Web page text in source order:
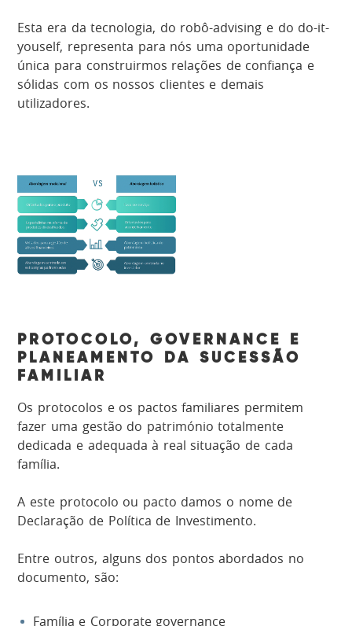
Esta era da tecnologia, do robô-advising e do do-it-
youself, representa para nós uma oportunidade
única para construirmos relações de confiança e
sólidas com os nossos clientes e demais
utilizadores.
PROTOCOLO, GOVERNANCE E
PLANEAMENTO DA SUCESSÃO
FAMILIAR
Os protocolos e os pactos familiares permitem
fazer uma gestão do património totalmente
dedicada e adequada à real situação de cada
família.
A este protocolo ou pacto damos o nome de
Declaração de Política de Investimento.
Entre outros, alguns dos pontos abordados no
documento, são:
Família e Corporate governance